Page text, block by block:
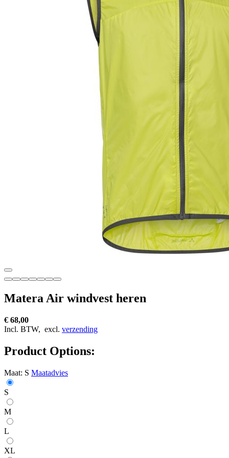
Matera Air windvest heren
€ 68,00
Incl. BTW, excl. verzending
Product Options:
Maat: S Maatadvies
S
M
L
XL